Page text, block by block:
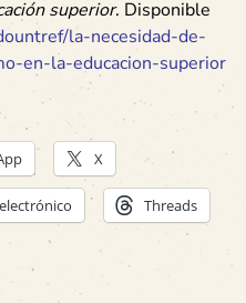
superior. Disponible
la-necesidad-de-
en-la-educacion-superior
X
Threads